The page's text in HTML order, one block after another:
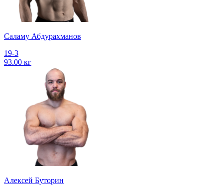
Саламу Абдурахманов
19-3
93.00 кг
Алексей Буторин